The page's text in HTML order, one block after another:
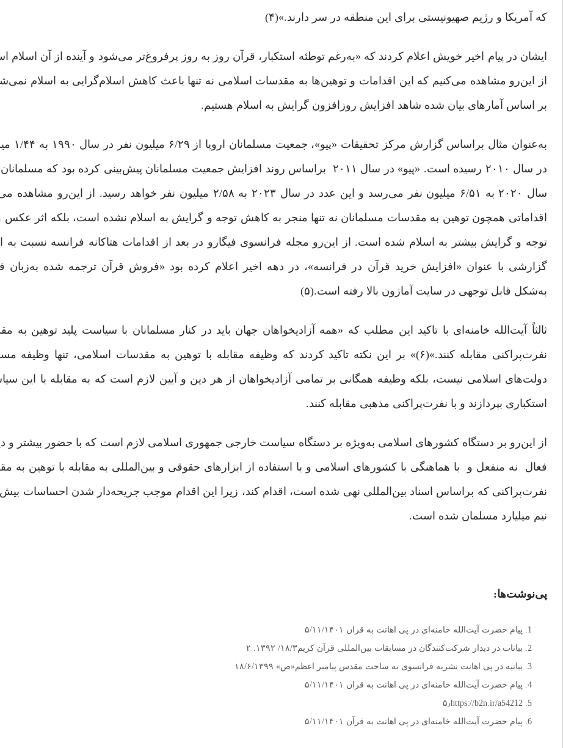
که آمریکا و رژیم صهیونیستی برای این منطقه در سر دارند.»(۴)
از این‌‌رو مشاهده می‌کنیم که این اقدامات و توهین‌ها به مقدسات اسلامی نه تنها باعث کاهش اسلام‌گرایی به اسلام
بر اساس آمارهای بیان شده شاهد افزایش روزافزون گرایش به اسلام هستیم.
به‌عنوان مثال براساس
در سال ۲۰۱۰ رسیده است. «پیو» در سال ۲۰۱۱ براساس روند افزایش جمعیت مسلمانان پیش‌بینی کرده بود که
سال ۲۰۲۰ به ۶/۵۱ میلیون نفر می‌رسد و این عدد در سال ۲۰۲۳ به ۲/۵۸ میلیون نفر خواهد رسید. از
اقداماتی همچون توهین به مقدسات مسلمانان نه تنها منجر به کاهش توجه و گرایش به اسلام نشده است، بلکه اثر
توجه و گرایش بیشتر به اسلام شده است. از این‌‌رو مجله فرانسوی فیگارو در بعد از اقدامات هتاکانه فرانسه نسبت به
گزارشی با عنوان «افزایش خرید قرآن در فرانسه»، در دهه اخیر اعلام کرده بود «فروش قرآن ترجمه شده به‌زبان
به‌شکل قابل توجهی در سایت آمازون بالا رفته است.(۵)
ثالثاً آیت‌الله خامنه‌ای با تاکید این مطلب که «همه‌ آزادیخواهان جهان باید در کنار مسلمانان با سیاست پلید توهین به
نفرت‌پراکنی مقابله کنند.»(۶)» بر این نکته تاکید کردند که وظیفه مقابله با توهین به مقدسات اسلامی، تنها وظیفه
دولت‌های اسلامی نیست، بلکه وظیفه همگانی بر تمامی آزادیخواهان از هر دین و آیین لازم است که به مقابله با این
استکباری بپردازند و با نفرت‌پراکنی مذهبی مقابله کنند.
از این‌‌رو بر دستگاه کشورهای اسلامی به‌ویژه بر دستگاه سیاست خارجی جمهوری اسلامی لازم است که با حضور بیشتر و
فعال نه منفعل و با هماهنگی با کشورهای اسلامی و با استفاده از ابزارهای حقوقی و بین‌المللی به مقابله با توهین به
نفرت‌پراکنی که براساس اسناد بین‌المللی نهی شده است، ‌اقدام کند، زیرا این اقدام موجب جریحه‌دار شدن احساسات
نیم میلیارد مسلمان شده است.
پی‌نوشت‌ها:
پیام حضرت آیت‌الله خامنه‌ای در پی اهانت به قران ۵/۱۱/۱۴۰۱
بیانات در دیدار شرکت‌کنندگان در مسابقات بین‌المللی قرآن کریم۱۸/۳/ ۱۳۹۲. ۲
بیانیه در پی اهانت نشریه فرانسوی به ساحت مقدس پیامبر اعظم«ص» ۱۸/۶/۱۳۹۹
پیام حضرت آیت‌الله خامنه‌ای در پی اهانت به قران ۵/۱۱/۱۴۰۱
۵٫https://b2n.ir/a54212
پیام حضرت آیت‌الله خامنه‌ای در پی اهانت به قرآن ۵/۱۱/۱۴۰۱